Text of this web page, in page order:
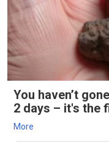
You haven’t
2 days – it's the
More